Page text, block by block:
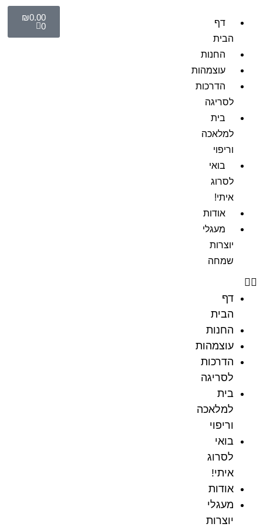
דף
הבית
החנות
עוצמהות
הדרכות
לסריגה
בית
למלאכה
וריפוי
בואי
לסרוג
איתי!
אודות
מעגלי
יוצרות
שמחה
דף
הבית
החנות
עוצמהות
הדרכות
לסריגה
בית
למלאכה
וריפוי
בואי
לסרוג
איתי!
אודות
מעגלי
יוצרות
₪0.00
0